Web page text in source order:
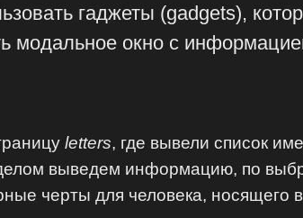
гаджеты (gadgets),
модальное окно с
letters, где вывели список
выведем информацию, по
черты для человека, носящего